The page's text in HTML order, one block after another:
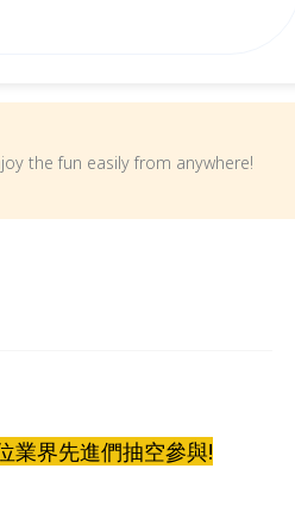
the fun easily from anywhere!
業界先進們抽空參與!